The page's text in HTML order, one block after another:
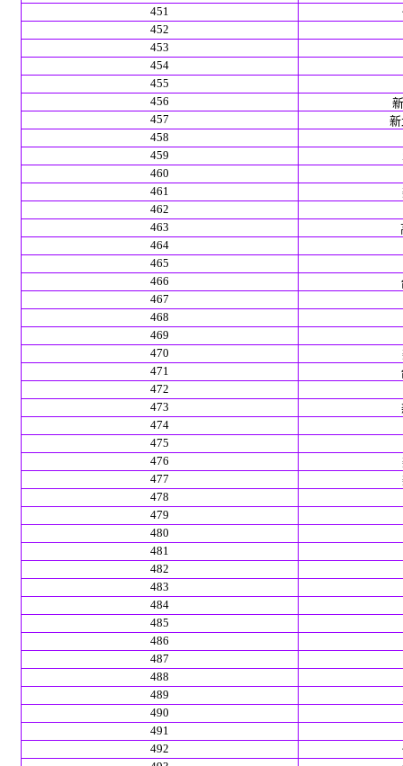
451
452
453
454
455
456
457
新
458
459
460
461
462
463
464
465
466
467
468
469
470
471
472
473
474
475
476
477
478
479
480
481
482
483
484
485
486
487
488
489
490
491
492